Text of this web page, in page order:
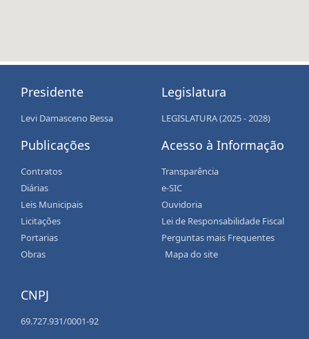
Presidente
Levi Damasceno Bessa
Publicações
Contratos
Diárias
Leis Municipais
Licitações
Portarias
Obras
Legislatura
LEGISLATURA (2025 - 2028)
Acesso à Informação
Transparência
e-SIC
Ouvidoria
Lei de Responsabilidade Fiscal
Perguntas mais Frequentes
Mapa do site
CNPJ
69.727.931/0001-92